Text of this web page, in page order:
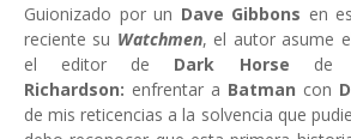
Guionizado por un Dave Gibbons en
reciente su Watchmen, el autor asume
el editor de Dark Horse de
Richardson: enfrentar a Batman con
de mis reticencias a la solvencia que